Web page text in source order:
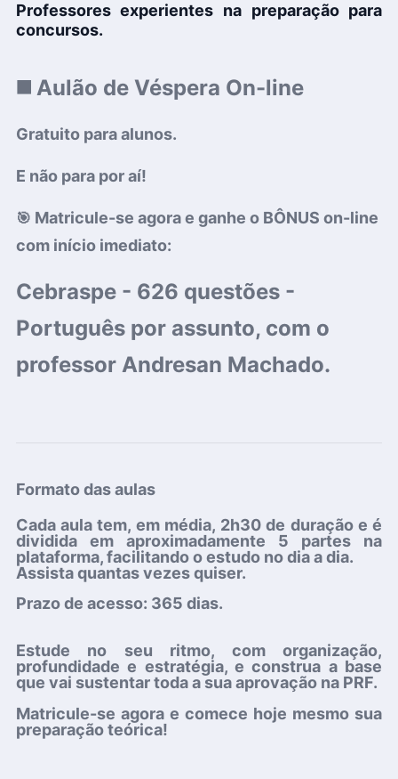
Professores experientes na preparação para
concursos.
◼️ Aulão de Véspera On-line
Gratuito para alunos.
E não para por aí!
🎯 Matricule-se agora e ganhe o BÔNUS on-line
com início imediato:
Cebraspe - 626 questões -
Português por assunto, com o
professor Andresan Machado.
Formato das aulas
Cada aula tem, em média, 2h30 de duraçãoe é
dividida em aproximadamente 5 partes na
plataforma, facilitando o estudo no dia a dia.
Assistaquantas vezes quiser.
Prazo de acesso: 365 dias.
Estude no seu ritmo, com organização,
profundidade e estratégia, e construa a base
que vai sustentar toda a sua aprovação na PRF.
Matricule-se agora e comece hoje mesmo sua
preparação teórica!